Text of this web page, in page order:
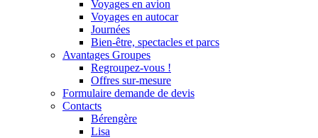
Voyages en avion
Voyages en autocar
Journées
Bien-être, spectacles et parcs
Avantages Groupes
Regroupez-vous !
Offres sur-mesure
Formulaire demande de devis
Contacts
Bérengère
Lisa